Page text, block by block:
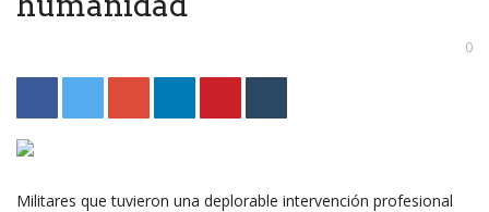
0
Militares que tuvieron una deplorable intervención profesional